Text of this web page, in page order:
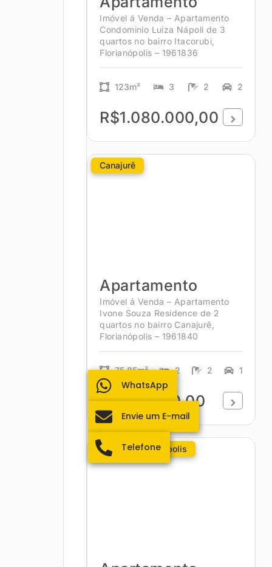
Imóvel á Venda – Apartamento
Condominio Luiza Nápoli de 3
quartos no bairro Itacorubi,
Florianópolis – 1961836
123m² 3 2 2
R$1.080.000,00
Canajurê
Apartamento
Imóvel á Venda – Apartamento
Ivone Souza Residence de 2
quartos no bairro Canajurê,
Florianópolis – 1961840
75.85m² 2 2 1
R$897.000,00
Centro - Florianópolis
WhatsApp
Envie um E-mail
Telefone